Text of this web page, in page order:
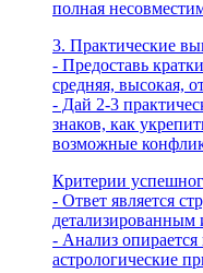
полная
3. Практические
- Предоставь
средняя, высокая,
- Дай 2-3
знаков, как
возможные
Критерии
- Ответ является
детализированным
- Анализ
астрологические